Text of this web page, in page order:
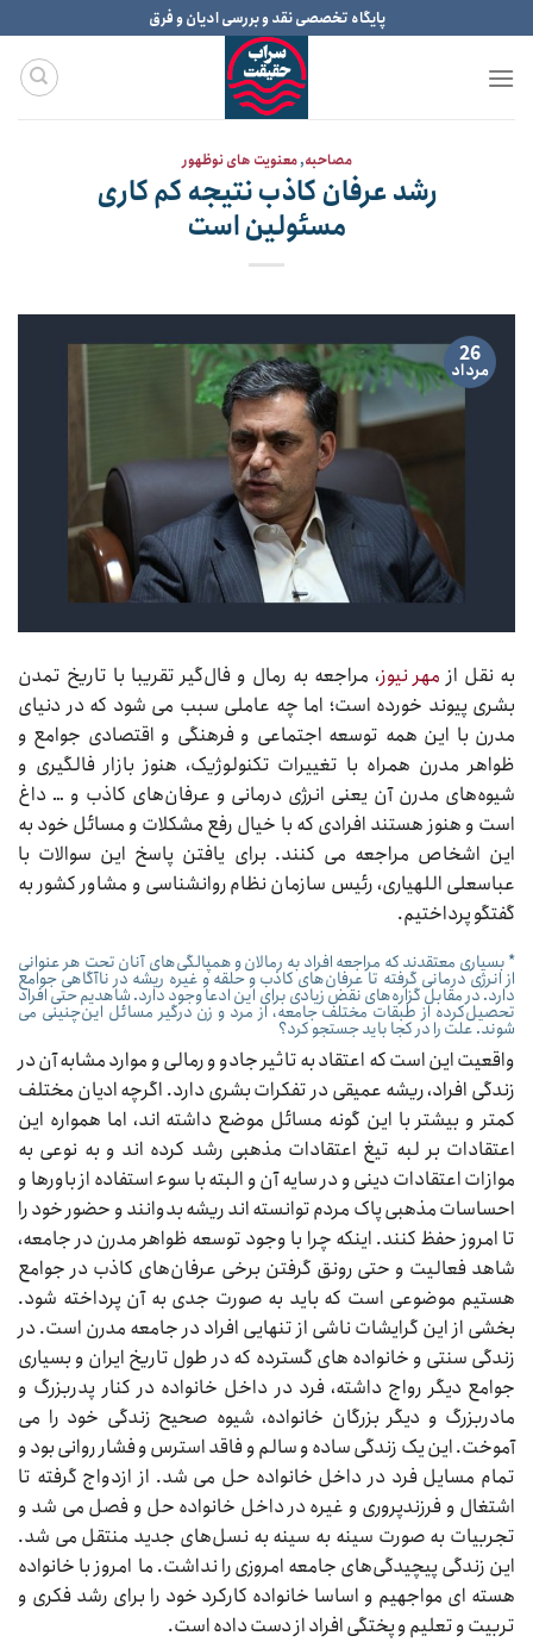
to
content
پایگاه تخصصی نقد و بررسی ادیان و فرق
مصاحبه,معنویت های نوظهور
رشد عرفان کاذب نتیجه کم کاری
مسئولین است
26
مرداد
به نقل از مهر نیوز، مراجعه به رمال و فال‌گیر تقریبا با تاریخ تمدن
بشری پیوند خورده است؛ اما چه عاملی سبب می شود که در دنیای
مدرن با این همه توسعه اجتماعی و فرهنگی و اقتصادی جوامع و
ظواهر مدرن همراه با تغییرات تکنولوژیک، هنوز بازار فالگیری و
شیوه‌های مدرن آن یعنی انرژی درمانی و عرفان‌های کاذب و … داغ
است و هنوز هستند افرادی که با خیال رفع مشکلات و مسائل خود به
این اشخاص مراجعه می کنند. برای یافتن پاسخ این سوالات با
عباسعلی اللهیاری، رئیس سازمان نظام روانشناسی و مشاور کشور به
گفتگو پرداختیم.
* بسیاری معتقدند که مراجعه افراد به رمالان و همپالگی‌های آنان تحت هر عنوانی
از انرژی درمانی گرفته تا عرفان‌های کاذب و حلقه و غیره ریشه در ناآگاهی جوامع
دارد. در مقابل گزاره‌های نقض زیادی برای این ادعا وجود دارد. شاهدیم حتی افراد
تحصیل‌کرده از طبقات مختلف جامعه، از مرد و زن درگیر مسائل این‌چنینی می
شوند. علت را در کجا باید جستجو کرد؟
واقعیت این است که اعتقاد به تاثیر جادو و رمالی و موارد مشابه آن در
زندگی افراد، ریشه عمیقی در تفکرات بشری دارد. اگرچه ادیان مختلف
کمتر و بیشتر با این گونه مسائل موضع داشته اند، اما همواره این
اعتقادات بر لبه تیغ اعتقادات مذهبی رشد کرده اند و به نوعی به
موازات اعتقادات دینی و در سایه آن و البته با سوء استفاده از باورها و
احساسات مذهبی پاک مردم توانسته اند ریشه بدوانند و حضور خود را
تا امروز حفظ کنند. اینکه چرا با وجود توسعه ظواهر مدرن در جامعه،
شاهد فعالیت و حتی رونق گرفتن برخی عرفان‌های کاذب در جوامع
هستیم موضوعی است که باید به صورت جدی به آن پرداخته شود.
بخشی از این گرایشات ناشی از تنهایی افراد در جامعه مدرن است. در
زندگی سنتی و خانواده های گسترده که در طول تاریخ ایران و بسیاری
جوامع دیگر رواج داشته، فرد در داخل خانواده در کنار پدربزرگ و
مادربزرگ و دیگر بزرگان خانواده، شیوه صحیح زندگی خود را می
آموخت. این یک زندگی ساده و سالم و فاقد استرس و فشار روانی بود و
تمام مسایل فرد در داخل خانواده حل می شد. از ازدواج گرفته تا
اشتغال و فرزندپروری و غیره در داخل خانواده حل و فصل می شد و
تجربیات به صورت سینه به سینه به نسل‌های جدید منتقل می شد.
این زندگی پیچیدگی‌های جامعه امروزی را نداشت. ما امروز با خانواده
هسته ای مواجهیم و اساسا خانواده کارکرد خود را برای رشد فکری و
تربیت و تعلیم و پختگی افراد از دست داده است.